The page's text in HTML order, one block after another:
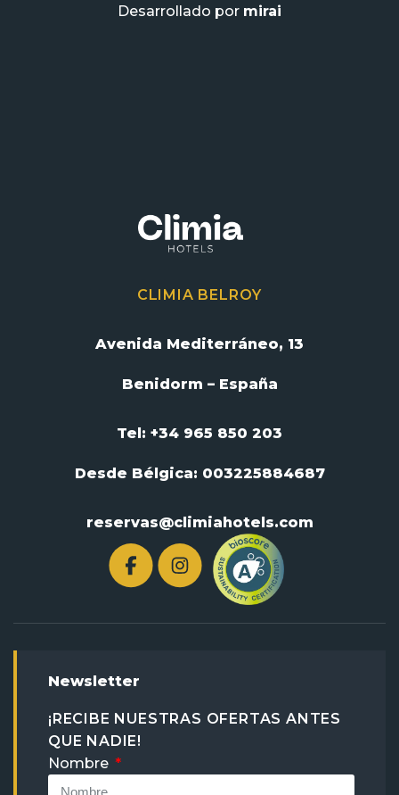
Desarrollado por mirai
CLIMIA BELROY
Avenida Mediterráneo, 13
Benidorm – España
Tel: +34 965 850 203
Desde Bélgica: 003225884687
reservas@climiahotels.com
Newsletter
¡RECIBE NUESTRAS OFERTAS ANTES
QUE NADIE!
Nombre